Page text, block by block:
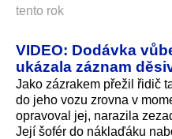
tento rok
VIDEO: Dodávka
ukázala záznam
Jako zázrakem přežil řidič
do jeho vozu zrovna v
opravoval jej, narazila
Její šofér do náklaďáku